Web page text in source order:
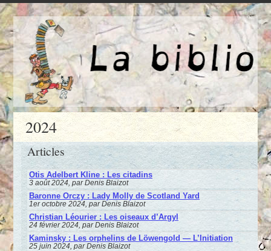
2024
Articles
Otis Adelbert Kline : Les citadins
3 août 2024, par Denis Blaizot
Baronne Orczy : Lady Molly de Scotland Yard
1er octobre 2024, par Denis Blaizot
Christian Léourier : Les oiseaux d’Argyl
24 février 2024, par Denis Blaizot
Kaminsky : Les orphelins de Löwengold — L’Initiation
25 juin 2024, par Denis Blaizot